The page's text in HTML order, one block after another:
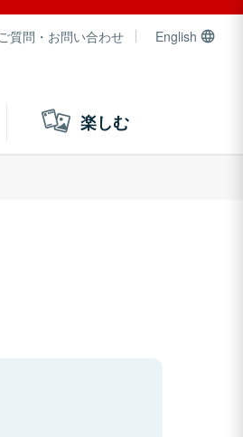
質問・お問い合わせ English
楽しむ